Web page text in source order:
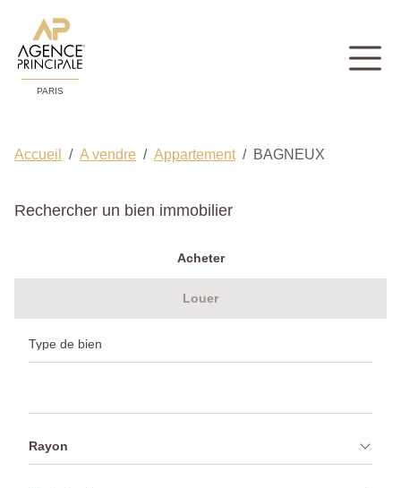
PARIS
Accueil A vendre Appartement BAGNEUX
Rechercher un bien immobilier
Acheter
Louer
Rayon